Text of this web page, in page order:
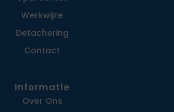
Werkwijze
Detachering
Contact
Informatie
Over Ons